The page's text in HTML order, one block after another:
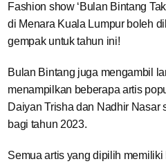
Fashion show ‘Bulan Bintang
di Menara Kuala Lumpur boleh
gempak untuk tahun ini!
Bulan Bintang juga mengambil
menampilkan beberapa artis
Daiyan Trisha dan Nadhir Nasar
bagi tahun 2023.
Semua artis yang dipilih